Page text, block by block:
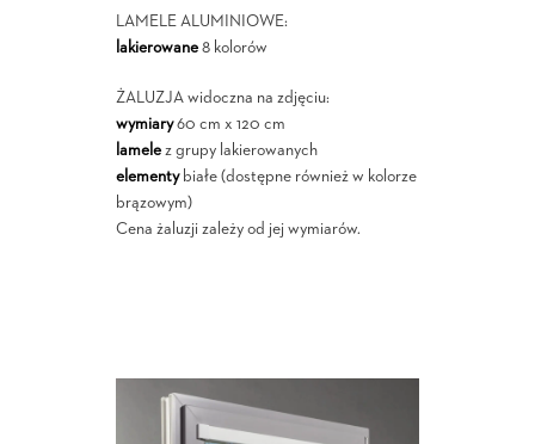
LAMELE ALUMINIOWE:
lakierowane8 kolorów
ŻALUZJA widoczna na zdjęciu:
wymiary60 cm x 120 cm
lamelez grupy lakierowanych
elementybiałe (dostępne również w kolorze
brązowym)
Cena żaluzji zależy od jej wymiarów.